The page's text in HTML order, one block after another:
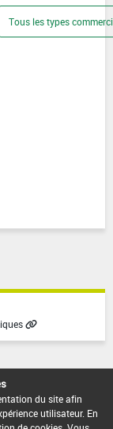
Tous les types
du site afin
utilisateur. En